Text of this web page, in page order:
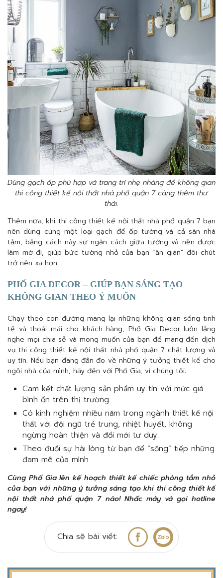
Dùng gạch ốp phù hợp và trang trí nhẹ nhàng để không gian
thi công thiết kế nội thất nhà phố quận 7 càng thêm thư
thái.
Thêm nữa, khi thi công thiết kế nội thất nhà phố quận 7 bạn
nên dùng cùng một loại gạch để ốp tường và cả sàn nhà
tắm, bằng cách này sự ngăn cách giữa tường và nền được
làm mờ đi, giúp bức tường nhỏ của bạn “ăn gian” đôi chút
trở nên xa hơn.
PHỐ GIA DECOR – GIÚP BẠN SÁNG TẠO
KHÔNG GIAN THEO Ý MUỐN
Chạy theo con đường mang lại những không gian sống tinh
tế và thoải mái cho khách hàng, Phố Gia Decor luôn lắng
nghe mọi chia sẻ và mong muốn của bạn để mang đến dịch
vụ thi công thiết kế nội thất nhà phố quận 7 chất lượng và
uy tín. Nếu bạn đang đắn đo về những ý tưởng thiết kế cho
ngôi nhà của mình, hãy đến với Phố Gia, vì chúng tôi:
Cam kết chất lượng sản phẩm uy tín với mức giá
bình ổn trên thị trường.
Có kinh nghiệm nhiều năm trong ngành thiết kế nội
thất với đội ngũ trẻ trung, nhiệt huyết, không
ngừng hoàn thiện và đổi mới tư duy.
Theo đuổi sự hài lòng từ bạn để “sống” tiếp những
đam mê của mình
Cùng Phố Gia lên kế hoạch thiết kế chiếc phòng tắm nhỏ
của bạn với những ý tưởng sáng tạo khi thi công thiết kế
nội thất nhà phố quận 7 nào! Nhấc máy và gọi hotline
ngay!
Chia sẽ bài viết: